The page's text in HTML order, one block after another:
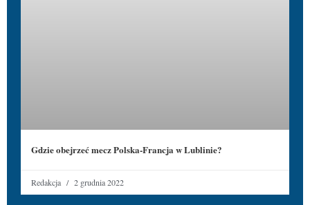
Gdzie obejrzeć mecz Polska-Francja w Lublinie?
Redakcja 2 grudnia 2022